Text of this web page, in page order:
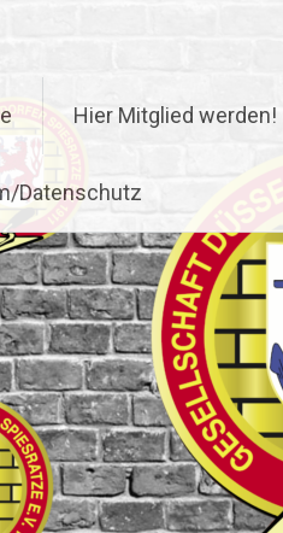
Hier Mitglied werden!
Datenschutz